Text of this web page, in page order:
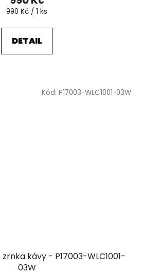
Měrná
990 Kč / 1 ks
DETAIL
kávy - P17003-WLC1001-
03W
Kód: P17003-WLC1001-03W